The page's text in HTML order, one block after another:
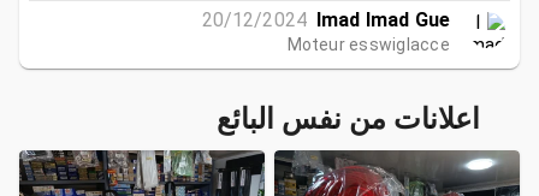
Imad Imad Gue
20/12/2024
Moteur esswiglacce
اعلانات من نفس البائع